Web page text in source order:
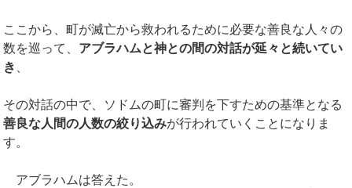
ここから、町が滅亡から救われるために必要な善良な人々の
数を巡って、 アブラハムと神との間の対話が延々と続いてい
き 、
その対話の中で、ソドムの町に審判を下すための基準となる
善良な人間の人数の絞り込みが行われていくことになりま
す。
アブラハムは答えた。